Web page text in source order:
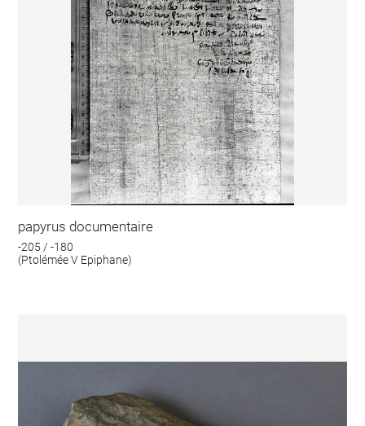
papyrus documentaire
-205 / -180
(Ptolémée V Epiphane)